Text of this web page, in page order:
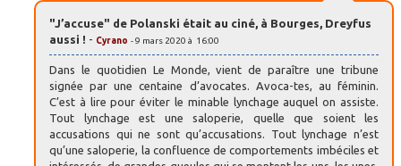
"J’accuse" de Polanski était au ciné, à Bourges, Dreyfus
aussi ! - Cyrano - 9 mars 2020 à 16:00
Dans le quotidien Le Monde, vient de paraître une tribune
signée par une centaine d’avocates. Avoca-tes, au féminin.
C’est à lire pour éviter le minable lynchage auquel on assiste.
Tout lynchage est une saloperie, quelle que soient les
accusations qui ne sont qu’accusations. Tout lynchage n’est
qu’une saloperie, la confluence de comportements imbéciles et